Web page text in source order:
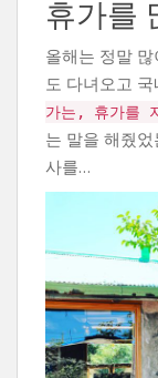
휴가를
올해는 정말
도 다녀오고
가는, 휴가를
는 말을 해줬
사를…